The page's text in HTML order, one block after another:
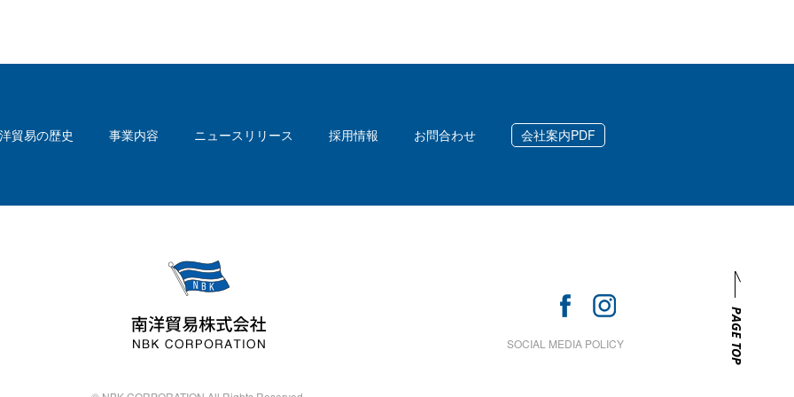
PAGE TOP
貿易の歴史 事業内容 ニュースリリース 採用情報 お問合わせ 会社案内PDF
SOCIAL MEDIA POLICY